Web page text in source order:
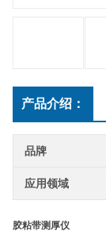
产品介绍：
品牌
应用领域
胶粘带测厚仪